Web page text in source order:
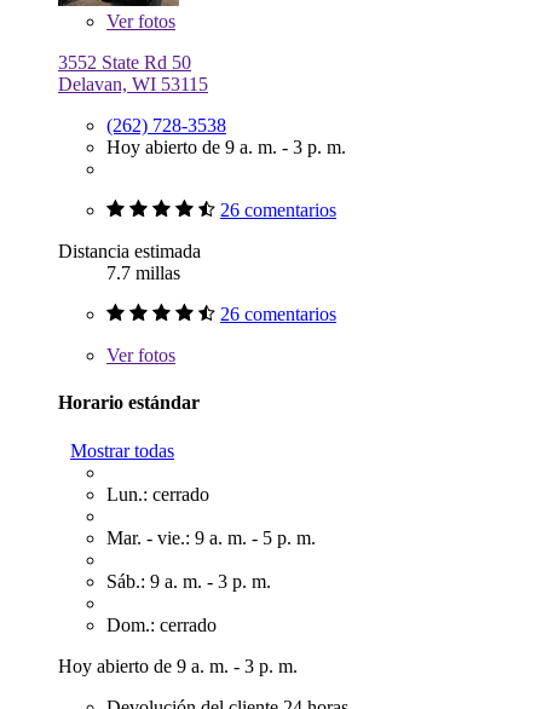
Verfotos
3552 State Rd 50
Delavan, WI 53115
(262) 728-3538
Hoy abierto de 9 a. m. - 3 p. m.
26 comentarios
Distancia estimada
7.7 millas
26 comentarios
Verfotos
Horario estándar
Mostrar todas
Lun.: cerrado
Mar. - vie.: 9 a. m. - 5 p. m.
Sáb.: 9 a. m. - 3 p. m.
Dom.: cerrado
Hoy abierto de 9 a. m. - 3 p. m.